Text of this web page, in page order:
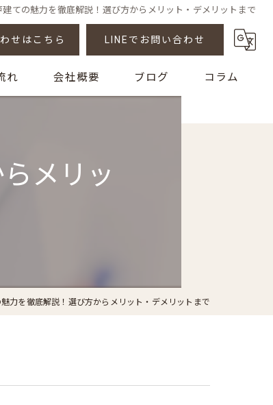
建ての魅力を徹底解説！選び方からメリット・デメリットまで
せはこちら LINEでお問い合わせ
れ 会社概要 ブログ コラム
メリッ
力を徹底解説！選び方からメリット・デメリットまで